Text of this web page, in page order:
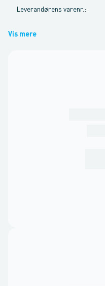
Leverandørens varenr. :
Vis mere